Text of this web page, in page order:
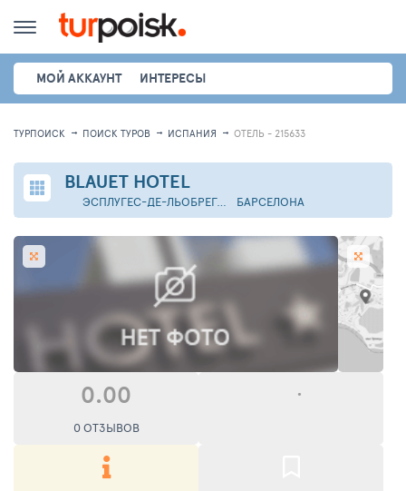
МОЙ АККАУНТ ИНТЕРЕСЫ
ТУРПОИСК ПОИСК ТУРОВ ИСПАНИЯ ОТЕЛЬ - 215633
BLAUET HOTEL
ЭСПЛУГЕС-ДЕ-ЛЬОБРЕГАТ БАРСЕЛОНА
0.00
0 ОТЗЫВОВ